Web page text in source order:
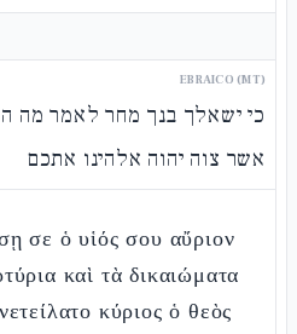
EBRAICO (MT)
כי ישאלך בנך מחר לאמר מה
אשר צוה יהוה אלהינו אתכם
σε ὁ υἱός σου αὔριον
καὶ τὰ δικαιώματα
κύριος ὁ θεὸς